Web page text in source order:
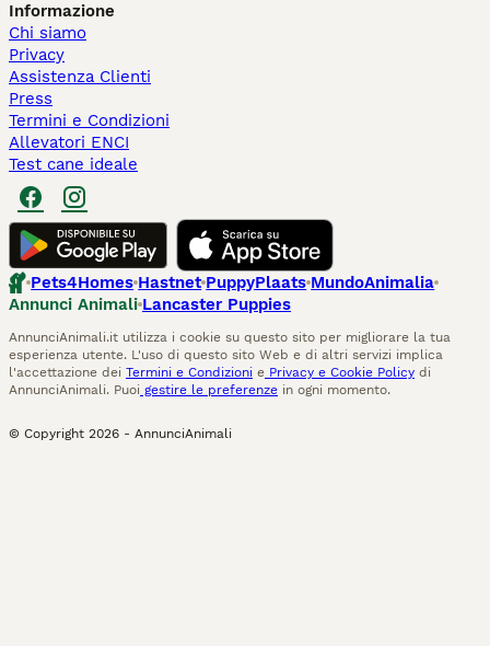
Informazione
Chi siamo
Privacy
Assistenza Clienti
Press
Termini e Condizioni
Allevatori ENCI
Test cane ideale
Pets4Homes Hastnet PuppyPlaats MundoAnimalia
Annunci Animali Lancaster Puppies
AnnunciAnimali.it utilizza i cookie su questo sito per migliorare la tua
esperienza utente. L'uso di questo sito Web e di altri servizi implica
l'accettazione dei Termini e Condizioni e Privacy e Cookie Policy di
AnnunciAnimali. Puoi gestire le preferenze in ogni momento.
© Copyright 2026 - AnnunciAnimali